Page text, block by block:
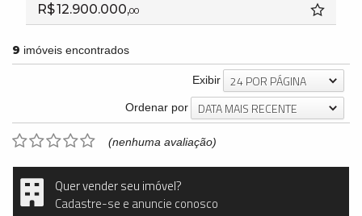
R$ 12.900.000,00
9 imóveis encontrados
Exibir 24 POR PÁGINA
Ordenar por DATA MAIS RECENTE
(nenhuma avaliação)
Quer vender seu imóvel?
Cadastre-se e anuncie conosco